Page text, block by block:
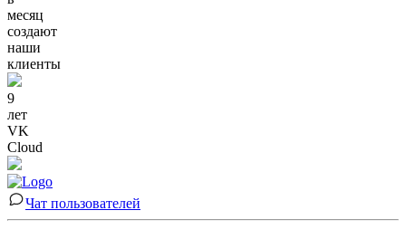
месяц
создают
наши
клиенты
9
лет
VK
Cloud
Чат пользователей